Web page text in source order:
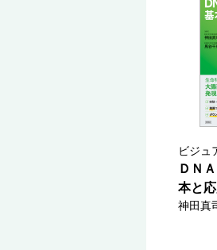
ビジュ
ＤＮ
本と応
神田真